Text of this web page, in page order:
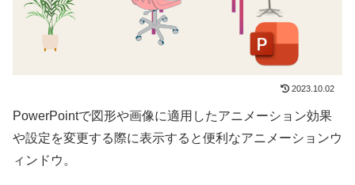
2023.10.02
PowerPointで図形や画像に適用したアニメーション効果
や設定を変更する際に表示すると便利なアニメーションウ
ィンドウ。